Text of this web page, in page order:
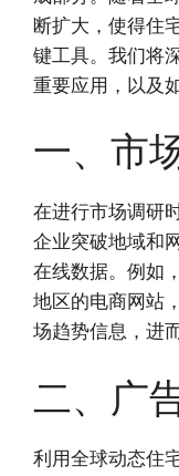
断扩大，使得住
键工具。我们将
重要应用，以及
一、市
在进行市场调研
企业突破地域和
在线数据。例如
地区的电商网站
场趋势信息，进
二、广
利用全球动态住